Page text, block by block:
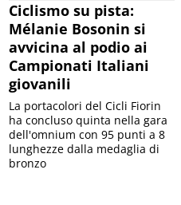
Ciclismo su pista:
Mélanie Bosonin si
avvicina al podio ai
Campionati Italiani
giovanili
La portacolori del Cicli Fiorin
ha concluso quinta nella gara
dell'omnium con 95 punti a 8
lunghezze dalla medaglia di
bronzo